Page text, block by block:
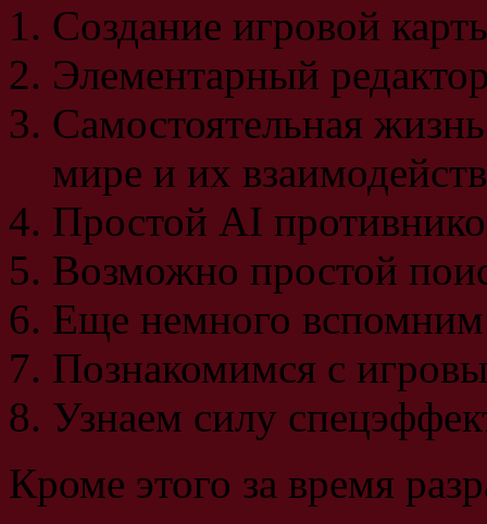
Создание игровой
Элементарный
Самостоятельная
мире и их
Простой AI
Возможно простой
Еще немного вспомним
Познакомимся с
Узнаем силу
Кроме этого за время